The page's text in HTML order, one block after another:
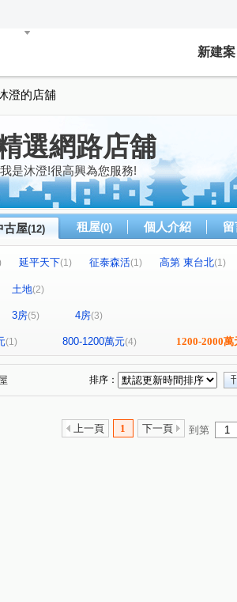
新建案
澄的店舖
選網路店舖
是沐澄!很高興為您服務!
古屋(12) 租屋(0) 個人介紹
延平天下(1) 征泰森活(1) 高第 東台北(1)
歡喜家園no.23
土地(2)
3房(5) 4房(3)
(1) 800-1200萬元(4) 1200-2000萬
排序：
上一頁 1 下一頁 到第